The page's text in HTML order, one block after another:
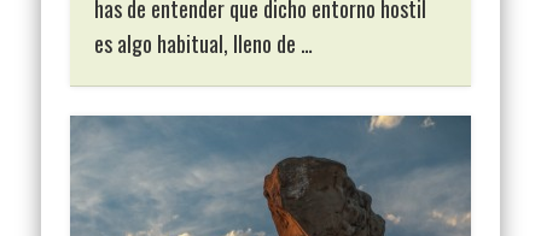
has de entender que dicho entorno hostil
es algo habitual, lleno de …